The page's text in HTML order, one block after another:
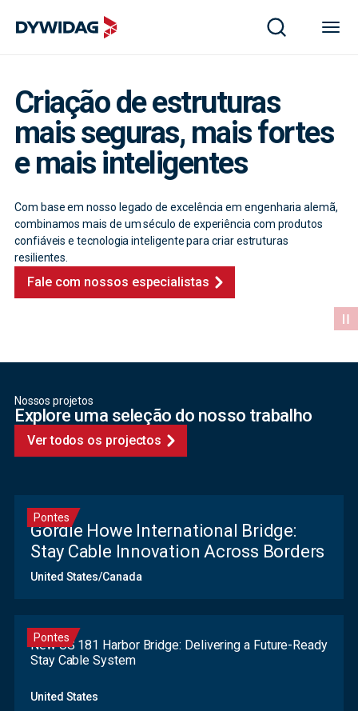
Criação de estruturas
mais seguras, mais fortes
e mais inteligentes
Com base em nosso legado de excelência em engenharia alemã,
combinamos mais de um século de experiência com produtos
confiáveis e tecnologia inteligente para criar estruturas
resilientes.
Fale com nossos especialistas
Nossos projetos
Explore uma seleção do nosso trabalho
Ver todos os projectos
Pontes
Gordie Howe International Bridge:
Stay Cable Innovation Across Borders
United States/Canada
Pontes
New US 181 Harbor Bridge: Delivering a Future-Ready
Stay Cable System
United States